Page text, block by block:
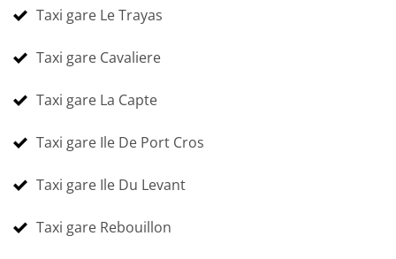
Taxi gare Le Trayas
Taxi gare Cavaliere
Taxi gare La Capte
Taxi gare Ile De Port Cros
Taxi gare Ile Du Levant
Taxi gare Rebouillon